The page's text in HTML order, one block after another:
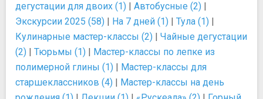
дегустации для двоих (1) | Автобусные (2) |
Экскурсии 2025 (58) | На 7 дней (1) | Тула (1) |
Кулинарные мастер-классы (2) | Чайные дегустации
(2) | Тюрьмы (1) | Мастер-классы по лепке из
полимерной глины (1) | Мастер-классы для
старшеклассников (4) | Мастер-классы на день